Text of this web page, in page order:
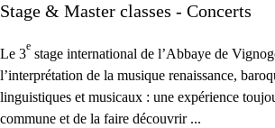
Stage & Master classes - Concerts
Le 3
e
stage international de l’Abbaye de
l’interprétation de la musique renaissance,
linguistiques et musicaux : une expérience
commune et de la faire découvrir ...